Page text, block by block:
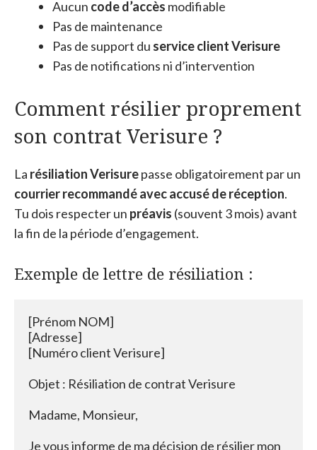
Aucun code d’accès modifiable
Pas de maintenance
Pas de support du service client Verisure
Pas de notifications ni d’intervention
Comment résilier proprement
son contrat Verisure ?
La résiliation Verisurepasse obligatoirement par un
courrier recommandé avec accusé de réception.
Tu dois respecter un préavis (souvent 3 mois) avant
la fin de la période d’engagement.
Exemple de lettre de résiliation :
[Prénom NOM]
[Adresse]
[Numéro client Verisure]
Objet : Résiliation de contrat Verisure
Madame, Monsieur,